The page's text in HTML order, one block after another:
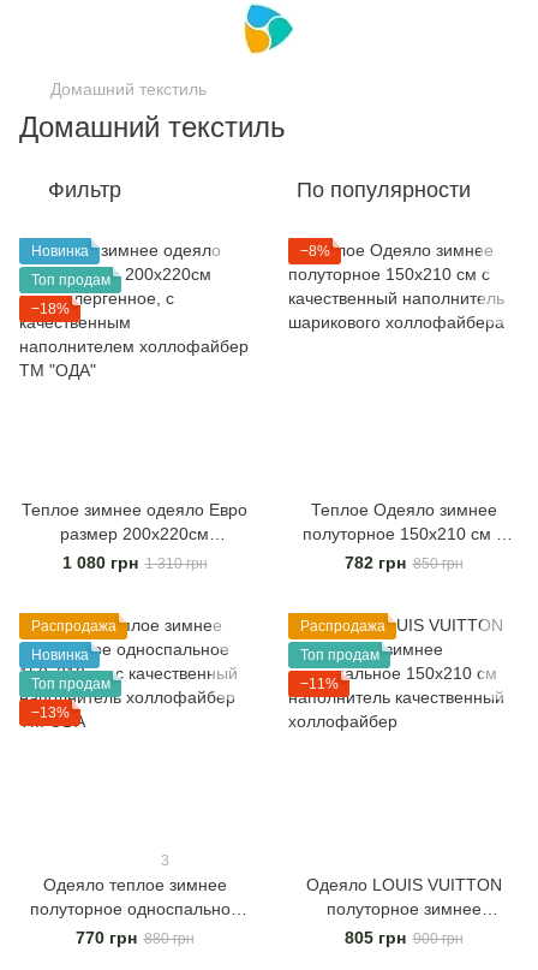
Домашний текстиль
Домашний текстиль
Фильтр По популярности
Новинка
Топ продам
−18%
Теплое зимнее одеяло Евро
размер 200х220см
гипоаллергенное, с
ТМ "ОДА"
1 080 грн 1 310 грн
−8%
Теплое Одеяло зимнее
полуторное 150х210 см с
качественный наполнитель
782 грн 850 грн
Распродажа
Новинка
Топ продам
−13%
3
Одеяло теплое зимнее
полуторное односпальное
150х210 см с качественный
770 грн 880 грн
Распродажа
Топ продам
−11%
Одеяло LOUIS VUITTON
полуторное зимнее
односпальное 150х210 см
805 грн 900 грн